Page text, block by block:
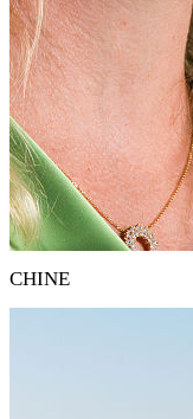
CHINE